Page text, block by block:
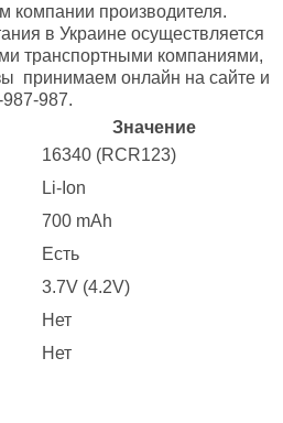
компании производителя.
в Украине осуществляется
транспортными компаниями,
принимаем онлайн на сайте и
987.
Значение
16340 (RCR123)
Li-Ion
700 mAh
Есть
3.7V (4.2V)
Нет
Нет